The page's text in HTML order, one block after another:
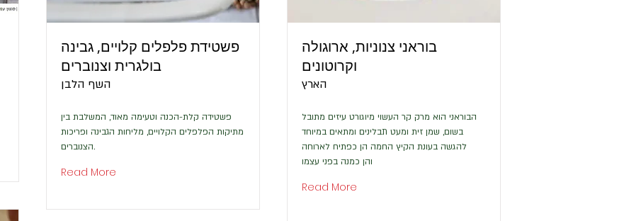
פשטידת פלפלים קלויים, גבינה
בולגרית וצנוברים
השף הלבן
פשטידה קלת-הכנה וטעימה מאוד, המשלבת בין
מתיקות הפלפלים הקלויים, מליחות הגבינה ופריכות
הצנוברים.
Read More
בוראני צנוניות, ארוגולה
וקרוטונים
הארץ
הבוראני הוא מרק קר העשוי מיוגורט עיזים מתובל
בשום, שמן זית ומעט תבלינים ומתאים במיוחד
להגשה בעונת הקיץ החמה הן כפתיח לארוחה
והן כמנה בפני עצמו
Read More